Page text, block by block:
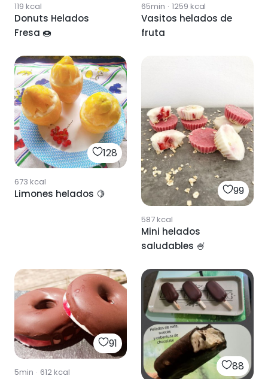
119 kcal
Donuts Helados
Fresa 🍩
65min · 1259 kcal
Vasitos helados de
fruta
128
673 kcal
Limones helados 🍋 99
587kcal
Mini helados
saludables 🍧
91
5min · 612kcal 88